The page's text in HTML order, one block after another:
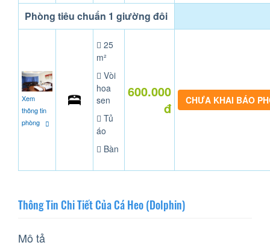
Phòng tiêu chuẩn 1 giường đôi
Xem
thông tin
phòng
25
m²
Vòi
hoa
sen
Tủ
áo
Bàn
600.000
đ
CHƯA KHAI BÁO
Thông Tin Chi Tiết Của Cá Heo (Dolphin)
Mô tả